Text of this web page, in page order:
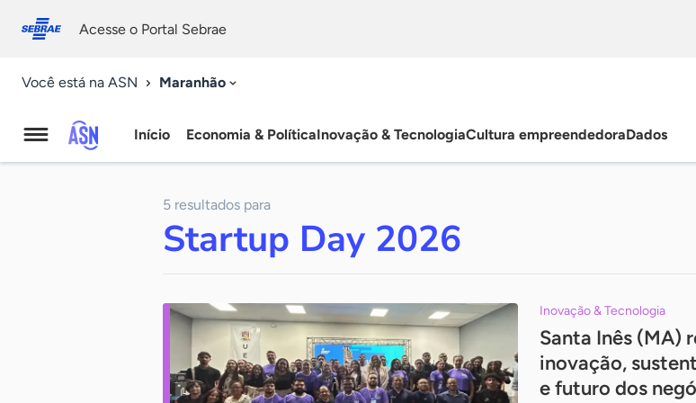
conosco
Acesse o Portal Sebrae
Você está na ASN Maranhão
Agência
Notícias
Início Economia & PolíticaInovação & TecnologiaCultura empreendedoraDados
5 resultados para
Startup Day 2026
Inovação & Tecnologia
Santa Inês (MA)
inovação,
e futuro dos